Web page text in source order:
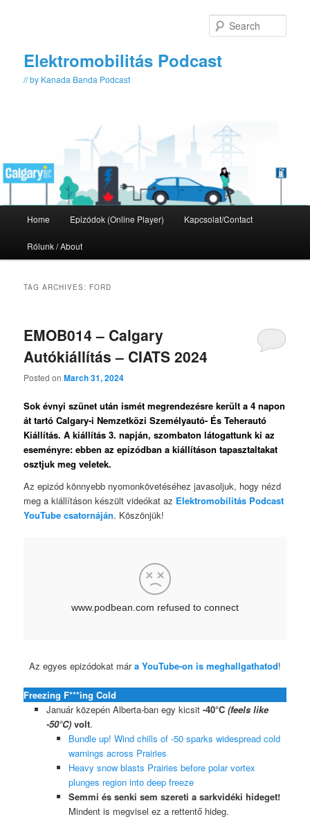
Elektromobilitás Podcast
// by Kanada Banda Podcast
Home Epizódok (Online Player) Kapcsolat/Contact
Rólunk / About
TAG ARCHIVES: FORD
EMOB014 – Calgary
Autókiállítás – CIATS 2024
Posted onMarch 31, 2024
Sok évnyi szünet után ismét megrendezésre került a 4 napon
át tartó Calgary-i Nemzetközi Személyautó- És Teherautó
Kiállítás. A kiállítás 3. napján, szombaton látogattunk ki az
eseményre: ebben az epizódban a kiállításon tapasztaltakat
osztjuk meg veletek.
Az epizód könnyebb nyomonkövetéséhez javasoljuk, hogy nézd
meg a kiállításon készült videókat az Elektromobilitás Podcast
YouTube csatornáján. Köszönjük!
Az egyes epizódokat mára YouTube-on is meghallgathatod!
Freezing F***ing Cold
Január közepén Alberta-ban egy kicsit -40°C (feels like
-50°C)volt.
Bundle up! Wind chills of -50 sparks widespread cold
warnings across Prairies
Heavy snow blasts Prairies before polar vortex
plunges region into deep freeze
Semmi és senki sem szereti a sarkvidéki hideget!
Mindent is megvisel ez a rettentő hideg.